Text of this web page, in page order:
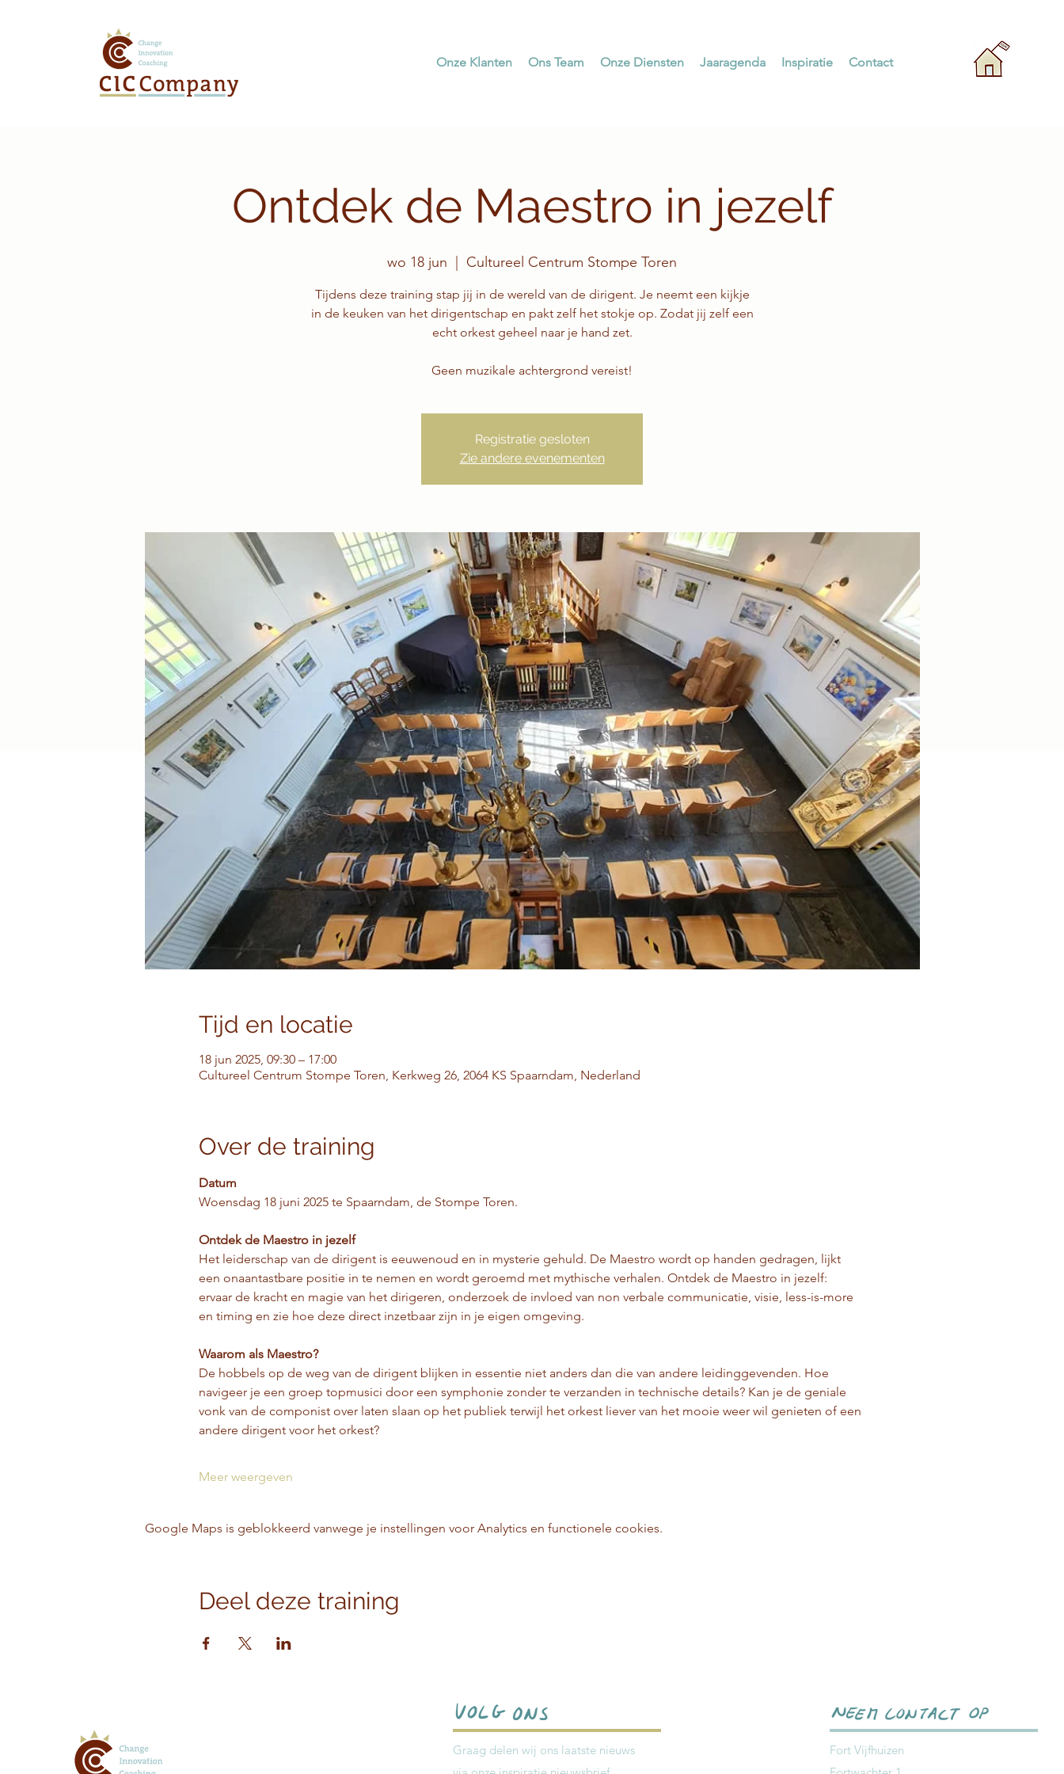
Onze Klanten Ons Team Onze Diensten Jaaragenda Inspiratie Contact
Ontdek de Maestro in jezelf
wo 18 jun Cultureel Centrum Stompe Toren
Tijdens deze training stap jij in de wereld van de dirigent. Je neemt een kijkje
in de keuken van het dirigentschap en pakt zelf het stokje op. Zodat jij zelf een
echt orkest geheel naar je hand zet.
Geen muzikale achtergrond vereist!
Registratie gesloten
Zie andere evenementen
Tijd en locatie
18 jun 2025, 09:30 – 17:00
Cultureel Centrum Stompe Toren, Kerkweg 26, 2064 KS Spaarndam, Nederland
Over de training
Datum
Woensdag 18 juni 2025 te Spaarndam, de Stompe Toren.
Ontdek de Maestro in jezelf
Het leiderschap van de dirigent is eeuwenoud en in mysterie gehuld. De Maestro wordt op handen gedragen, lijkt
een onaantastbare positie in te nemen en wordt geroemd met mythische verhalen. Ontdek de Maestro in jezelf:
ervaar de kracht en magie van het dirigeren, onderzoek de invloed van non verbale communicatie, visie, less-is-more
en timing en zie hoe deze direct inzetbaar zijn in je eigen omgeving.
Waarom als Maestro?
De hobbels op de weg van de dirigent blijken in essentie niet anders dan die van andere leidinggevenden. Hoe
navigeer je een groep topmusici door een symphonie zonder te verzanden in technische details? Kan je de geniale
vonk van de componist over laten slaan op het publiek terwijl het orkest liever van het mooie weer wil genieten of een
andere dirigent voor het orkest?
Meer weergeven
Google Maps is geblokkeerd vanwege je instellingen voor Analytics en functionele cookies.
Deel deze training
Graag delen wij ons laatste nieuws
Fort Vijfhuizen